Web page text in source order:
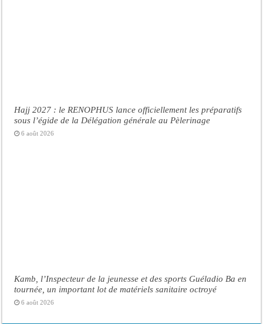
Hajj 2027 : le RENOPHUS lance officiellement les préparatifs
sous l’égide de la Délégation générale au Pèlerinage
6 août 2026
Kamb, l’Inspecteur de la jeunesse et des sports Guéladio Ba en
tournée, un important lot de matériels sanitaire octroyé
6 août 2026